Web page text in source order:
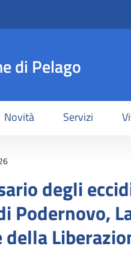
di Pelago
Novità Servizi
evidenza
degli
Podernovo,
della